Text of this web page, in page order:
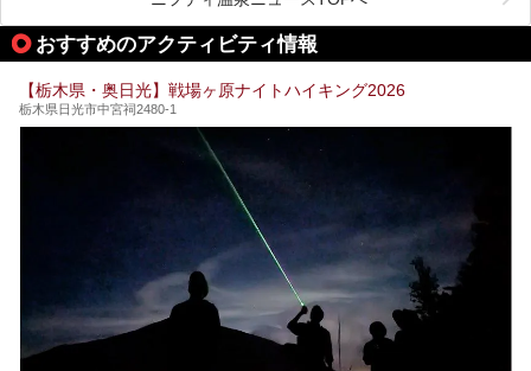
この記事では、塩原温泉の概要や魅力とともに、おすすめの
宿泊施設と観光・グルメスポット、日帰り温泉を順に紹介し
ます。
塩原温泉で、いつもの温泉旅行とは一味違う旅行体験をして
みませんか。
やキッズエリア、カフェレストランなど、施設の隅々までチ
ェックしてきました！
おすすめのアクティビティ情報
【栃木県・奥日光】戦場ヶ原ナイトハイキング2026
栃木県日光市中宮祠2480-1